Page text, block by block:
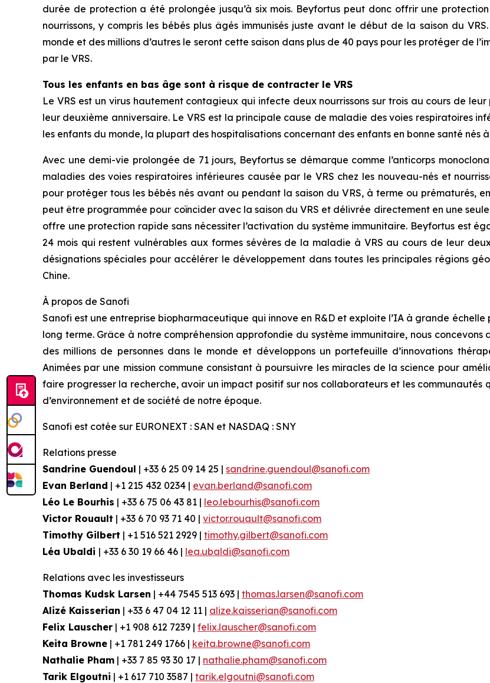
durée de protection a été prolongée jusqu’à six mois. Beyfortus peut donc offrir une
nourrissons, y compris les bébés plus âgés immunisés juste avant le début de la saison du
monde et des millions d’autres le seront cette saison dans plus de 40 pays pour les protéger de
par le VRS.
Tous les enfants en bas âge sont à risque de contracter le VRS
Le VRS est un virus hautement contagieux qui infecte deux nourrissons sur trois au cours de
leur deuxième anniversaire. Le VRS est la principale cause de maladie des voies respiratoires
les enfants du monde, la plupart des hospitalisations concernant des enfants en bonne santé nés
Avec une demi-vie prolongée de 71 jours, Beyfortus se démarque comme l’anticorps
maladies des voies respiratoires inférieures causée par le VRS chez les nouveau-nés et
pour protéger tous les bébés nés avant ou pendant la saison du VRS, à terme ou prématurés,
peut être programmée pour coïncider avec la saison du VRS et délivrée directement en une
offre une protection rapide sans nécessiter l’activation du système immunitaire. Beyfortus est
24 mois qui restent vulnérables aux formes sévères de la maladie à VRS au cours de leur
désignations spéciales pour accélérer le développement dans toutes les principales régions
Chine.
À propos de Sanofi
Sanofi est une entreprise biopharmaceutique qui innove en R&D et exploite l’IA à grande
long terme. Grâce à notre compréhension approfondie du système immunitaire, nous
des millions de personnes dans le monde et développons un portefeuille d’innovations
Animées par une mission commune consistant à poursuivre les miracles de la science pour
faire progresser la recherche, avoir un impact positif sur nos collaborateurs et les
d’environnement et de société de notre époque.
Sanofi est cotée sur EURONEXT : SAN et NASDAQ : SNY
Relations presse
Sandrine Guendoul | +33 6 25 09 14 25 | sandrine.guendoul@sanofi.com
Evan Berland | +1 215 432 0234 | evan.berland@sanofi.com
Léo Le Bourhis | +33 6 75 06 43 81 | leo.lebourhis@sanofi.com
Victor Rouault | +33 6 70 93 71 40 | victor.rouault@sanofi.com
Timothy Gilbert | +1 516 521 2929 | timothy.gilbert@sanofi.com
Léa Ubaldi | +33 6 30 19 66 46 | lea.ubaldi@sanofi.com
Relations avec les investisseurs
Thomas Kudsk Larsen | +44 7545 513 693 | thomas.larsen@sanofi.com
Alizé Kaisserian | +33 6 47 04 12 11 | alize.kaisserian@sanofi.com
Felix Lauscher | +1 908 612 7239 | felix.lauscher@sanofi.com
Keita Browne | +1 781 249 1766 | keita.browne@sanofi.com
Nathalie Pham | +33 7 85 93 30 17 | nathalie.pham@sanofi.com
Tarik Elgoutni | +1 617 710 3587 | tarik.elgoutni@sanofi.com